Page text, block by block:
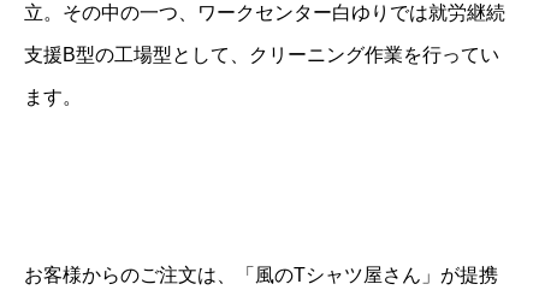
立。その中の一つ、ワークセンター白ゆりでは就労継続
支援B型の工場型として、クリーニング作業を行ってい
ます。
お客様からのご注文は、「風のTシャツ屋さん」が提携